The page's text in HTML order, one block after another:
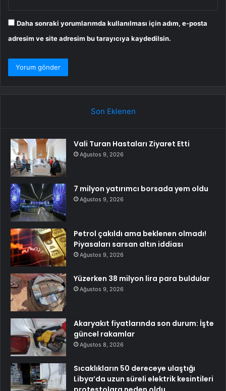
Daha sonraki yorumlarımda kullanılması için adım, e-posta
adresim ve site adresim bu tarayıcıya kaydedilsin.
Son Eklenen
Vali Turan Hastaları Ziyaret Etti
Ağustos 9, 2026
7 milyon yatırımcı borsada yem oldu
Ağustos 9, 2026
Petrol çakıldı ama beklenen olmadı!
Piyasaları sarsan altın iddiası
Ağustos 9, 2026
Yüzerken 38 milyon lira para buldular
Ağustos 9, 2026
Akaryakıt fiyatlarında son durum: İşte
güncel rakamlar
Ağustos 8, 2026
Sıcaklıkların 50 dereceye ulaştığı
Libya’da uzun süreli elektrik kesintileri